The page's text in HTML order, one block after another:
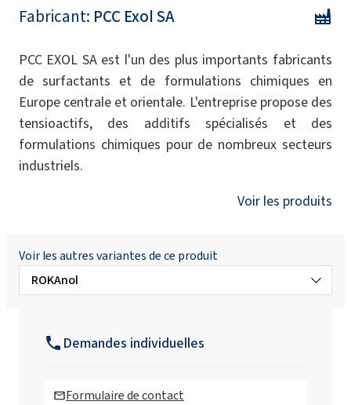
Fabricant: PCC Exol SA
PCC EXOL SA est l'un des plus importants fabricants
de surfactants et de formulations chimiques en
Europe centrale et orientale. L'entreprise propose des
tensioactifs, des additifs spécialisés et des
formulations chimiques pour de nombreux secteurs
industriels.
Voir les produits
Voir les autres variantes de ce produit
ROKAnol
Demandes individuelles
Formulaire de contact